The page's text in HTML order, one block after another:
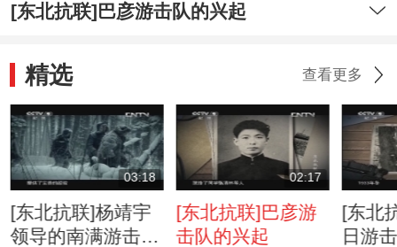
[东北抗联]巴彦游击队的兴起
精选 查看更多
03:18
[东北抗联]杨靖宇
领导的南满游击队
02:17
[东北抗联]巴彦游
击队的兴起
[东北
日游